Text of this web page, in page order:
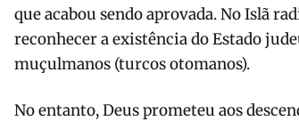
que acabou sendo aprovada. No Islã
reconhecer a existência do Estado
muçulmanos (turcos otomanos).
No entanto, Deus prometeu aos